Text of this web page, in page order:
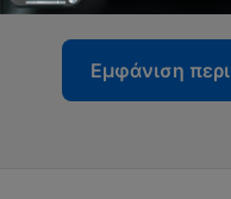
Εμφάνιση